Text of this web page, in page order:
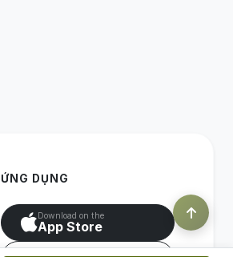
ỨNG DỤNG
Download on the
App Store